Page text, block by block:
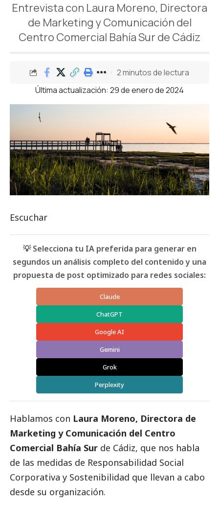
Entrevista con Laura Moreno, Directora
de Marketing y Comunicación del
Centro Comercial Bahía Sur de Cádiz
Última actualización: 29 de enero de 2024
2 minutos de lectura
Escuchar
💡 Selecciona tu IA preferida para generar en
segundos un análisis completo del contenido y una
propuesta de post optimizado para redes sociales:
Claude
ChatGPT
Google AI
Gemini
Grok
Perplexity
Hablamos con Laura Moreno, Directora de
Marketing y Comunicación del Centro
Comercial Bahía Sur de Cádiz, que nos habla
de las medidas de Responsabilidad Social
Corporativa y Sostenibilidad que llevan a cabo
desde su organización.